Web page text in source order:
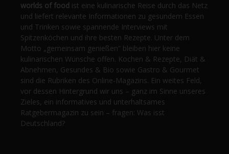
worlds of food ist eine kulinarische Reise durch das Netz
und liefert relevante Informationen zu gesundem Essen
und Trinken sowie spannende Interviews mit
Spitzenköchen und ihre besten Rezepte. Unter dem
Motto „gemeinsam genießen“ bleiben hier keine
kulinarischen Wünsche offen. Kochen & Rezepte, Diät &
Abnehmen, Gesundes & Bio sowie Gastro & Gourmet
sind die Rubriken des Online-Magazins. Ein weites Feld,
vor dessen Hintergrund wir uns – ganz im Sinne unseres
Zieles, ein informatives und unterhaltsames
Ratgebermagazin zu sein – fragen: Was isst
Deutschland?